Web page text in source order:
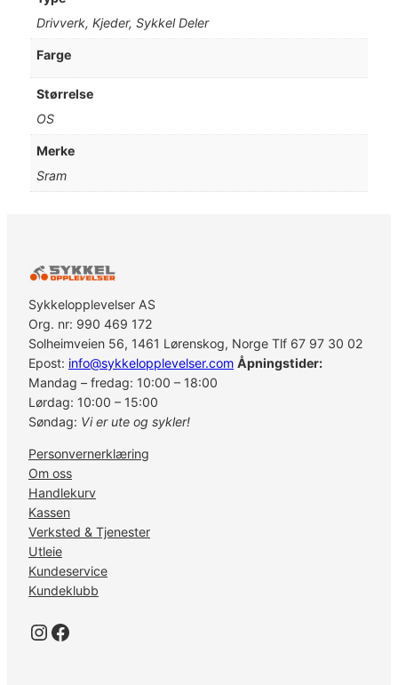
H
w
P
i
n
1
1
S
p
e
d
a
n
t
a
l
l
Drivverk, Kjeder, Sykkel Deler
Farge
Størrelse
OS
Merke
Sram
Sykkelopplevelser AS
Org. nr: 990 469 172
Solheimveien 56, 1461 Lørenskog, Norge Tlf 67 97 30 02
Epost: info@sykkelopplevelser.com Åpningstider:
Mandag – fredag: 10:00 – 18:00
Lørdag: 10:00 – 15:00
Søndag: Vi er ute og sykler!
Personvernerklæring
Om oss
Handlekurv
Kassen
Verksted & Tjenester
Utleie
Kundeservice
Kundeklubb
Instagram Facebook